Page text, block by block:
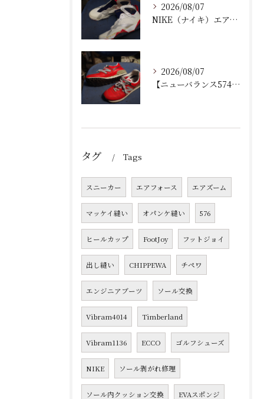
2026/08/07
NIKE（ナイキ）エアジョーダン7の加水分解修理！ミッドソール交換とオパンケ縫い補強で復活させるプロの技
2026/08/07
【ニューバランス574修理】加水分解したウェッジヒールの部分交換手順と費用・耐久性を徹底解説！
タグ Tags
スニーカー エアフォース エアズーム
マッケイ縫い オパンケ縫い 576
ヒールカップ FootJoy フットジョイ
出し縫い CHIPPEWA チペワ
エンジニアブーツ ソール交換
Vibram4014 Timberland
Vibram1136 ECCO ゴルフシューズ
NIKE ソール剥がれ修理
ソール内クッション交換 EVAスポンジ